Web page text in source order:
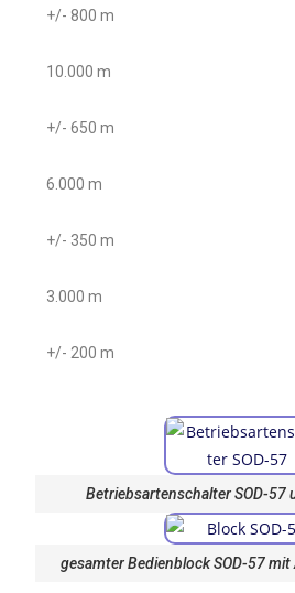
+/- 800 m
10.000 m
+/- 650 m
6.000 m
+/- 350 m
3.000 m
+/- 200 m
Betriebsartenschalter SOD-57
gesamter Bedienblock SOD-57